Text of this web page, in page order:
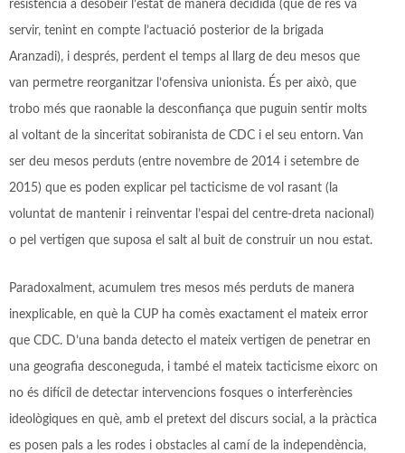
resistència a desobeir l’estat de manera decidida (que de res va
servir, tenint en compte l’actuació posterior de la brigada
Aranzadi), i després, perdent el temps al llarg de deu mesos que
van permetre reorganitzar l’ofensiva unionista. És per això, que
trobo més que raonable la desconfiança que puguin sentir molts
al voltant de la sinceritat sobiranista de CDC i el seu entorn. Van
ser deu mesos perduts (entre novembre de 2014 i setembre de
2015) que es poden explicar pel tacticisme de vol rasant (la
voluntat de mantenir i reinventar l’espai del centre-dreta nacional)
o pel vertigen que suposa el salt al buit de construir un nou estat.
Paradoxalment, acumulem tres mesos més perduts de manera
inexplicable, en què la CUP ha comès exactament el mateix error
que CDC. D’una banda detecto el mateix vertigen de penetrar en
una geografia desconeguda, i també el mateix tacticisme eixorc on
no és difícil de detectar intervencions fosques o interferències
ideològiques en què, amb el pretext del discurs social, a la pràctica
es posen pals a les rodes i obstacles al camí de la independència,